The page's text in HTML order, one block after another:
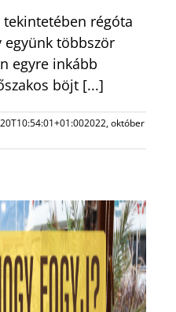
tekintetében régóta
együnk többször
egyre inkább
böjt [...]
2022, október